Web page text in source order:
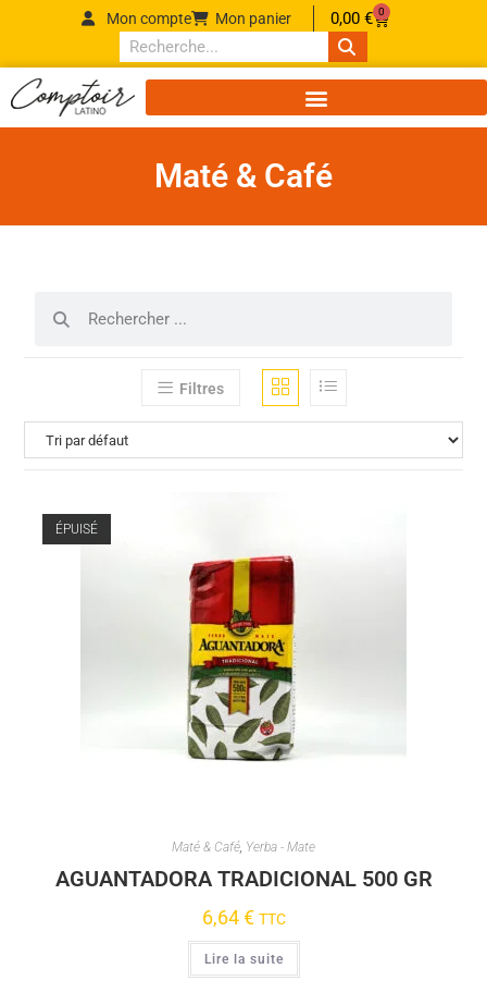
Mon compte Mon panier 0,00 € 0
Maté & Café
Filtres
ÉPUISÉ
Maté & Café, Yerba - Mate
AGUANTADORA TRADICIONAL 500 GR
6,64€ TTC
Lire la suite